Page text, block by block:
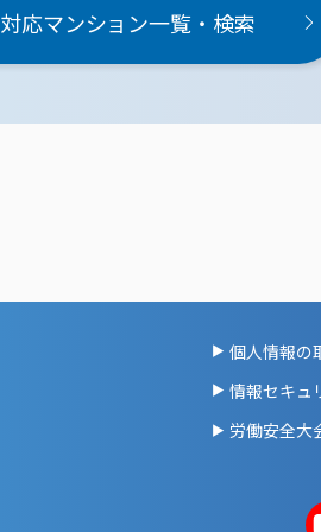
対応マンション一覧・検索
個人情報の
情報セキュ
労働安全大